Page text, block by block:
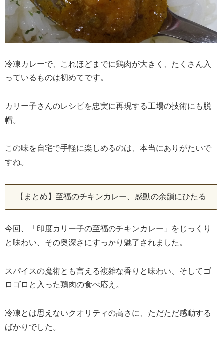
冷凍カレーで、これほどまでに鶏肉が大きく、たくさん入
っているものは初めてです。
カリー子さんのレシピを忠実に再現する工場の技術にも脱
帽。
この味を自宅で手軽に楽しめるのは、本当にありがたいで
すね。
【まとめ】至福のチキンカレー、感動の余韻にひたる
今回、「印度カリー子の至福のチキンカレー」をじっくり
と味わい、その奥深さにすっかり魅了されました。
スパイスの魔術とも言える複雑な香りと味わい、そしてゴ
ロゴロと入った鶏肉の食べ応え。
冷凍とは思えないクオリティの高さに、ただただ感動する
ばかりでした。